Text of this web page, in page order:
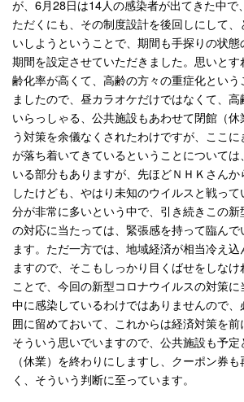
が、6月28日は14人の感染者が出てきた中で
ただくにも、その制度設計を後回しにして
いしようということで、期間も手探りの状態
期間を設定させていただきました。思いと
齢化率が高くて、高齢の方々の重症化とい
ましたので、昼カラオケだけではなくて、
いらっしゃる、公共施設もあわせて閉館（
う対策を余儀なくされたわけですが、ここ
が落ち着いてきているということについて
いる部分もありますが、先ほどＮＨＫさんか
したけども、やはり未知のウイルスと戦っ
分が非常に多いという中で、引き続きこの
の対応に当たっては、緊張感を持って臨ん
ます。ただ一方では、地域経済が相当冷え
ますので、そこもしっかり目くばせをしな
ことで、今回の新型コロナウイルスの対策
中に感染しているわけではありませんので
囲に留めておいて、これからは経済対策を前
そういう思いでいますので、公共施設も予
（休業）を終わりにしますし、クーポン券
く、そういう判断に至っています。